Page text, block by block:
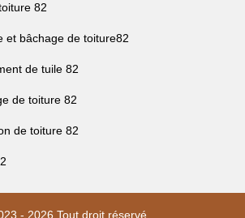
82
et bâchage de toiture82
de tuile 82
de toiture 82
de toiture 82
- 2026 Tout droit réservé